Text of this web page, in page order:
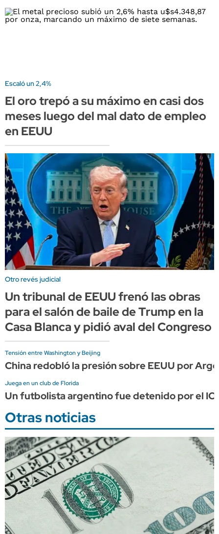
Escaló un 2,4%
El oro trepó a su máximo en casi dos
meses luego del mal dato de empleo
en EEUU
Otro revés judicial
Un tribunal de EEUU frenó las obras
para el salón de baile de Trump en la
Casa Blanca y pidió aval del Congreso
Tensión entre Washington y Beijing
China redobló la presión sobre EEUU por
Juega en un club de Florida
Un futbolista argentino fue detenido por el
Otras noticias